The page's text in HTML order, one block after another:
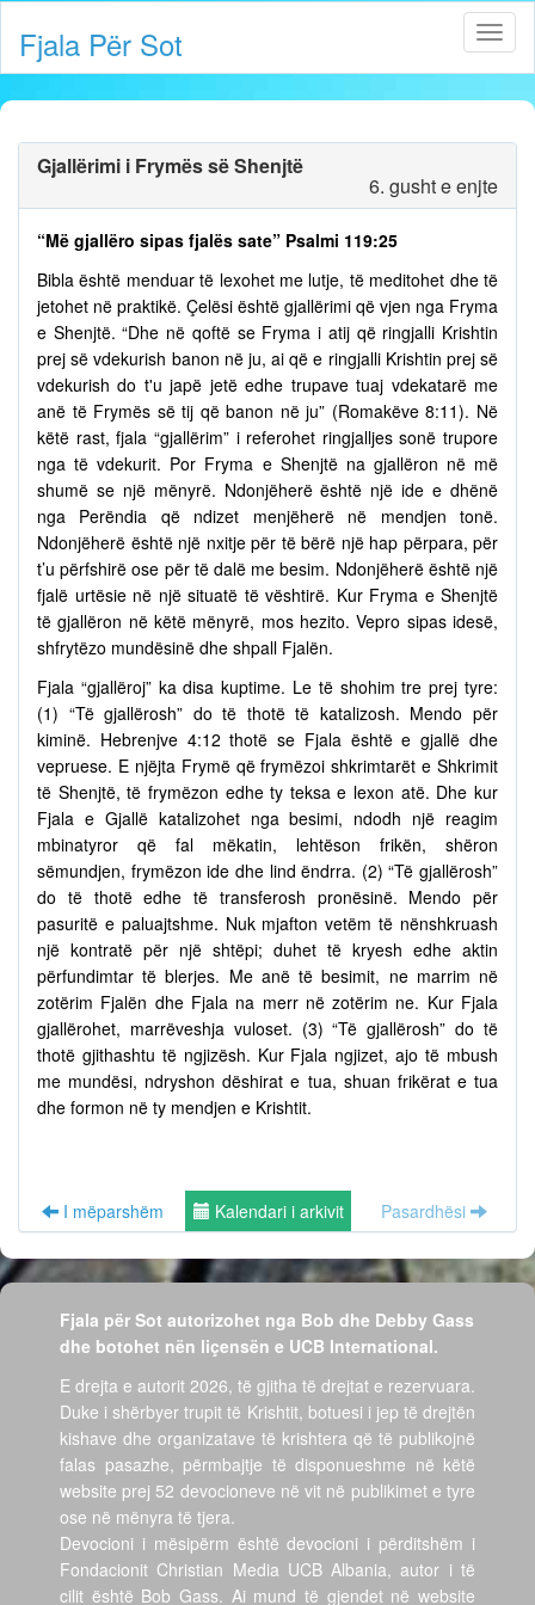
Fjala Për Sot
Gjallërimi i Frymës së Shenjtë
6. gusht e enjte
“Më gjallëro sipas fjalës sate” Psalmi 119:25
Bibla është menduar të lexohet me lutje, të meditohet dhe të
jetohet në praktikë. Çelësi është gjallërimi që vjen nga Fryma
e Shenjtë. “Dhe në qoftë se Fryma i atij që ringjalli Krishtin
prej së vdekurish banon në ju, ai që e ringjalli Krishtin prej së
vdekurish do t'u japë jetë edhe trupave tuaj vdekatarë me
anë të Frymës së tij që banon në ju” (Romakëve 8:11). Në
këtë rast, fjala “gjallërim” i referohet ringjalljes sonë trupore
nga të vdekurit. Por Fryma e Shenjtë na gjallëron në më
shumë se një mënyrë. Ndonjëherë është një ide e dhënë
nga Perëndia që ndizet menjëherë në mendjen tonë.
Ndonjëherë është një nxitje për të bërë një hap përpara, për
t’u përfshirë ose për të dalë me besim. Ndonjëherë është një
fjalë urtësie në një situatë të vështirë. Kur Fryma e Shenjtë
të gjallëron në këtë mënyrë, mos hezito. Vepro sipas idesë,
shfrytëzo mundësinë dhe shpall Fjalën.
Fjala “gjallëroj” ka disa kuptime. Le të shohim tre prej tyre:
(1) “Të gjallërosh” do të thotë të katalizosh. Mendo për
kiminë. Hebrenjve 4:12 thotë se Fjala është e gjallë dhe
vepruese. E njëjta Frymë që frymëzoi shkrimtarët e Shkrimit
të Shenjtë, të frymëzon edhe ty teksa e lexon atë. Dhe kur
Fjala e Gjallë katalizohet nga besimi, ndodh një reagim
mbinatyror që fal mëkatin, lehtëson frikën, shëron
sëmundjen, frymëzon ide dhe lind ëndrra. (2) “Të gjallërosh”
do të thotë edhe të transferosh pronësinë. Mendo për
pasuritë e paluajtshme. Nuk mjafton vetëm të nënshkruash
një kontratë për një shtëpi; duhet të kryesh edhe aktin
përfundimtar të blerjes. Me anë të besimit, ne marrim në
zotërim Fjalën dhe Fjala na merr në zotërim ne. Kur Fjala
gjallërohet, marrëveshja vuloset. (3) “Të gjallërosh” do të
thotë gjithashtu të ngjizësh. Kur Fjala ngjizet, ajo të mbush
me mundësi, ndryshon dëshirat e tua, shuan frikërat e tua
dhe formon në ty mendjen e Krishtit.
I mëparshëm Kalendari i arkivit Pasardhësi
Fjala për Sot autorizohet nga Bob dhe Debby Gass
dhe botohet nën liçensën e UCB International.
E drejta e autorit 2026, të gjitha të drejtat e rezervuara.
Duke i shërbyer trupit të Krishtit, botuesi i jep të drejtën
kishave dhe organizatave të krishtera që të publikojnë
falas pasazhe, përmbajtje të disponueshme në këtë
website prej 52 devocioneve në vit në publikimet e tyre
ose në mënyra të tjera.
Devocioni i mësipërm është devocioni i përditshëm i
Fondacionit Christian Media UCB Albania, autor i të
cilit është Bob Gass. Ai mund të gjendet në website